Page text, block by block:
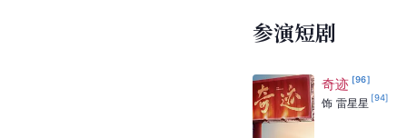
参演短剧
奇迹 [96]
饰 雷星星 [94]